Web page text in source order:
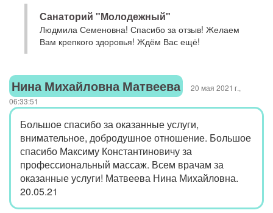
Санаторий "Молодежный"
Людмила Семеновна! Спасибо за отзыв! Желаем
Вам крепкого здоровья! Ждём Вас ещё!
Нина Михайловна Матвеева
20 мая 2021 г.,
06:33:51
Большое спасибо за оказанные услуги,
внимательное, добродушное отношение. Большое
спасибо Максиму Константиновичу за
профессиональный массаж. Всем врачам за
оказанные услуги! Матвеева Нина Михайловна.
20.05.21